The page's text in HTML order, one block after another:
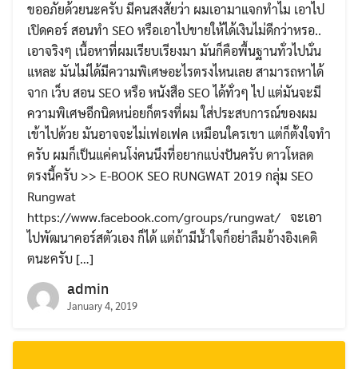
ขออภัยด้วยนะครับ มีคนสงสัยว่า ผมเอามาแจกทำไม เอาไป
เปิดคอร์ สอนทำ SEO หรือเอาไปขายให้ได้เงินไม่ดีกว่าหรอ..
เอาจริงๆ เนื้อหาที่ผมเรียบเรียงมา มันก็คือพื้นฐานทั่วไปนั่น
แหละ มันไม่ได้มีความพิเศษอะไรตรงไหนเลย สามารถหาได้
จาก เว็บ สอน SEO หรือ หนังสือ SEO ได้ทั่วๆ ไป แต่มันจะมี
ความพิเศษอีกนิดหน่อยก็ตรงที่ผม ใส่ประสบการณ์ของผม
เข้าไปด้วย มันอาจจะไม่เฟอเฟค เหมือนใครเขา แต่ก็ตั้งใจทำ
ครับ ผมก็เป็นแค่คนโง่คนนึงที่อยากแบ่งปันครับ ดาวโหลด
ตรงนี้ครับ >> E-BOOK SEO RUNGWAT 2019 กลุ่ม SEO
Rungwat
https://www.facebook.com/groups/rungwat/ จะเอา
ไปพัฒนาคอร์สตัวเอง ก็ได้ แต่ถ้ามีน้ำใจก็อย่าลืมอ้างอิงเคดิ
ตนะครับ […]
admin
January 4, 2019